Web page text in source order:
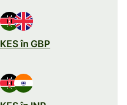
KES în GBP